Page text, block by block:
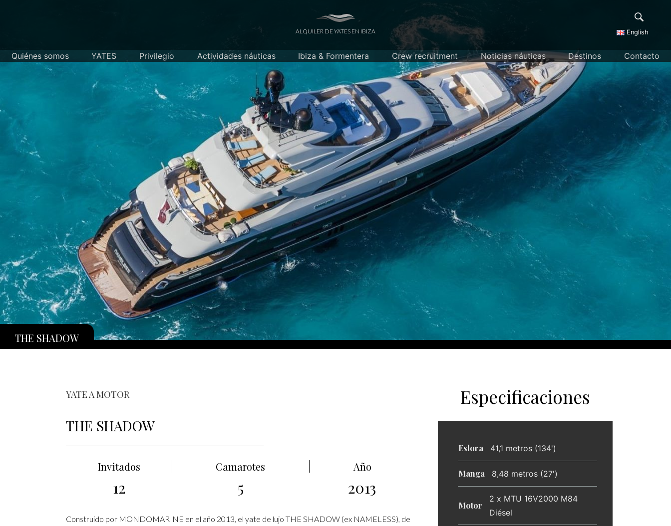
ALQUILER DE YATES EN IBIZA English
Quiénes somos YATES Privilegio Actividades náuticas Ibiza & Formentera Crew recruitment Noticias náuticas Destinos Contacto
THE SHADOW
YATE A MOTOR
THE SHADOW
Invitados Camarotes Año
12 5 2013
Construido por MONDOMARINE en el año 2013, el yate de lujo THE SHADOW (ex NAMELESS), de
Especificaciones
Eslora 41,1 metros (134')
Manga 8,48 metros (27')
Motor
2 x MTU 16V2000 M84
Diésel